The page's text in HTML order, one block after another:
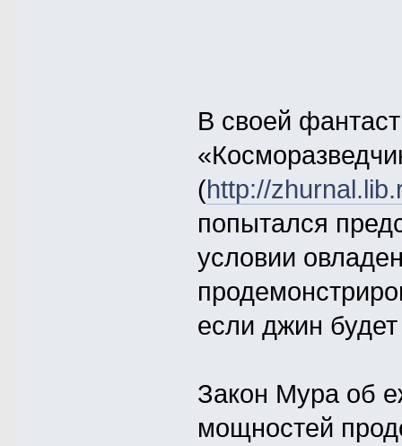
В своей
(http://
попытался
условии
если джин
Закон Мура об
мощностей